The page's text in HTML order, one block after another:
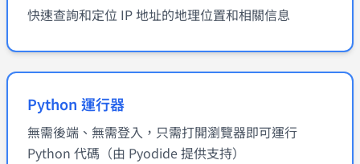
快速查詢和定位 IP 地址的地理位置和相關信息
Python 運行器
無需後端、無需登入，只需打開瀏覽器即可運行
Python 代碼（由 Pyodide 提供支持）